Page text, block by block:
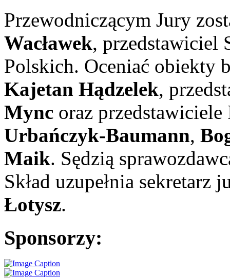
Przewodniczącym Jury
Wacławek, przedstawiciel
Polskich. Oceniać obiekty
Kajetan Hądzelek,
Mync oraz
Urbańczyk-Baumann,
Maik. Sędzią
Skład uzupełnia sekretarz
Łotysz.
Sponsorzy: